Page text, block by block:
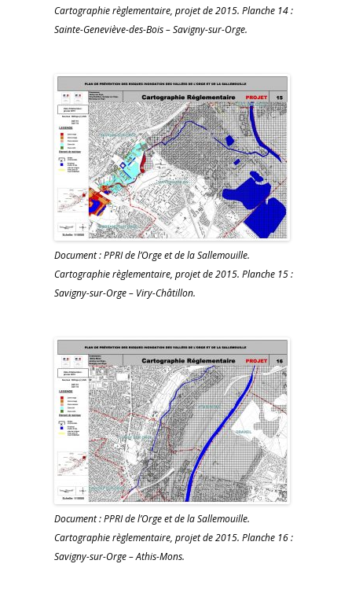
Cartographie règlementaire, projet de 2015. Planche 14 :
Sainte-Geneviève-des-Bois – Savigny-sur-Orge.
Document : PPRI de l’Orge et de la Sallemouille.
Cartographie règlementaire, projet de 2015. Planche 15 :
Savigny-sur-Orge – Viry-Châtillon.
Document : PPRI de l’Orge et de la Sallemouille.
Cartographie règlementaire, projet de 2015. Planche 16 :
Savigny-sur-Orge – Athis-Mons.